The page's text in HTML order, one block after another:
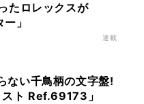
たロレックスが
」
連載
ない千鳥柄の文字盤!
ト Ref.69173」